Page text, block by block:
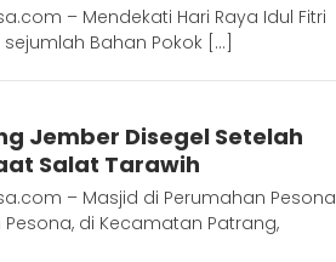
– Mendekati Hari Raya Idul Fitri
Bahan Pokok […]
Jember Disegel Setelah
Salat Tarawih
– Masjid di Perumahan Pesona
di Kecamatan Patrang,